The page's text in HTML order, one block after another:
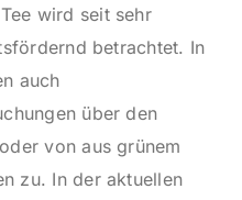
wird seit sehr
betrachtet. In
auch
über den
von aus grünem
zu. In der aktuellen